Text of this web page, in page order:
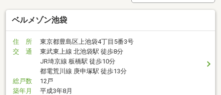
ベルメゾン池袋
住 所
東京都豊島区上池袋4丁目5番3号
交 通
東武東上線 北池袋駅 徒歩8分
JR埼京線 板橋駅 徒歩10分
都電荒川線 庚申塚駅 徒歩13分
総戸数
12戸
築年月
平成3年8月